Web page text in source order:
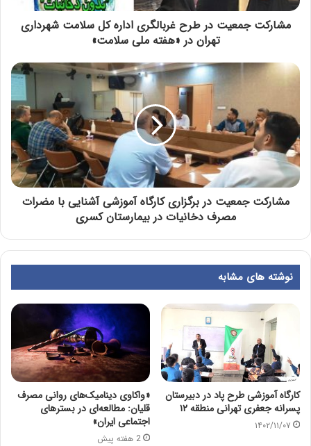
مشارکت جمعیت در طرح غربالگری اداره کل سلامت شهرداری
تهران در «هفته ملی سلامت»
مشارکت جمعیت در برگزاری کارگاه آموزشی آشنایی با مضرات
مصرف دخانیات در بیمارستان کسری
نوشته های مشابه
کارگاه آموزشی طرح پاد در دبیرستان
پسرانه جعفری تهرانی منطقه ۱۲
۱۴۰۲/۱۱/۰۷
«واکاوی دینامیک‌های روانی مصرف
قلیان: مطالعه‌ای در بسترهای
اجتماعی ایران»
2 هفته پیش